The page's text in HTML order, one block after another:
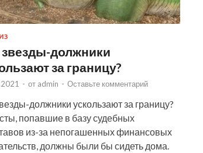
звезды-должники
за границу?
- от admin - Оставьте комментарий
должники ускользают за границу?
попавшие в базу судебных
из-за непогашенных финансовых
должны были бы сидеть дома.